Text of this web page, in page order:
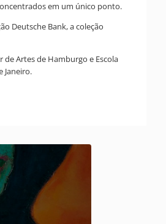
em um único ponto.
Deutsche Bank, a coleção
de Artes de Hamburgo e Escola
Janeiro.